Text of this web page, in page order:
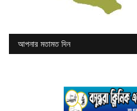
আপনার মতামত দিন